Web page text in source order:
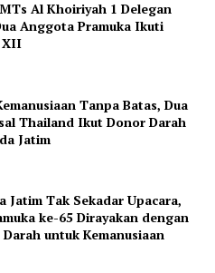
Al Khoiriyah 1 Delegan
Anggota Pramuka Ikuti
XII
Tanpa Batas, Dua
Thailand Ikut Donor Darah
Jatim
Jatim Tak Sekadar Upacara,
ke-65 Dirayakan dengan
untuk Kemanusiaan